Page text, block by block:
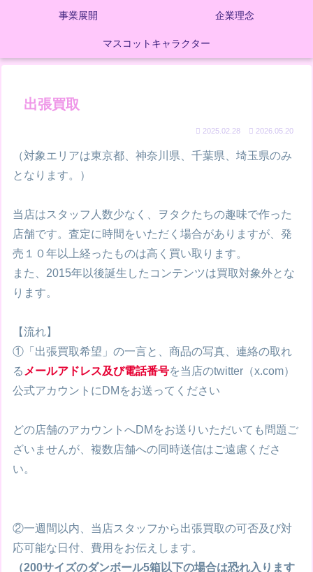
事業展開 企業理念
マスコットキャラクター
出張買取
2025.02.28 2026.05.20
（対象エリアは東京都、神奈川県、千葉県、埼玉県のみ
となります。）
当店はスタッフ人数少なく、ヲタクたちの趣味で作った
店舗です。査定に時間をいただく場合がありますが、発
売１０年以上経ったものは高く買い取ります。
また、2015年以後誕生したコンテンツは買取対象外とな
ります。
【流れ】
①「出張買取希望」の一言と、商品の写真、連絡の取れ
る メールアドレス及び電話番号を当店のtwitter（x.com）
公式アカウントにDMをお送ってください
どの店舗のアカウントへDMをお送りいただいても問題ご
ざいませんが、複数店舗への同時送信はご遠慮くださ
い。
②一週間以内、当店スタッフから出張買取の可否及び対
応可能な日付、費用をお伝えします。
（200サイズのダンボール5箱以下の場合は恐れ入ります